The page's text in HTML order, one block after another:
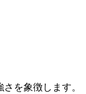
を象徴します。